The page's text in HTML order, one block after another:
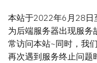
本站于2022年6月28日
为后端服务器出现服务
常访问本站~同时，我
再次遇到服务终止问题